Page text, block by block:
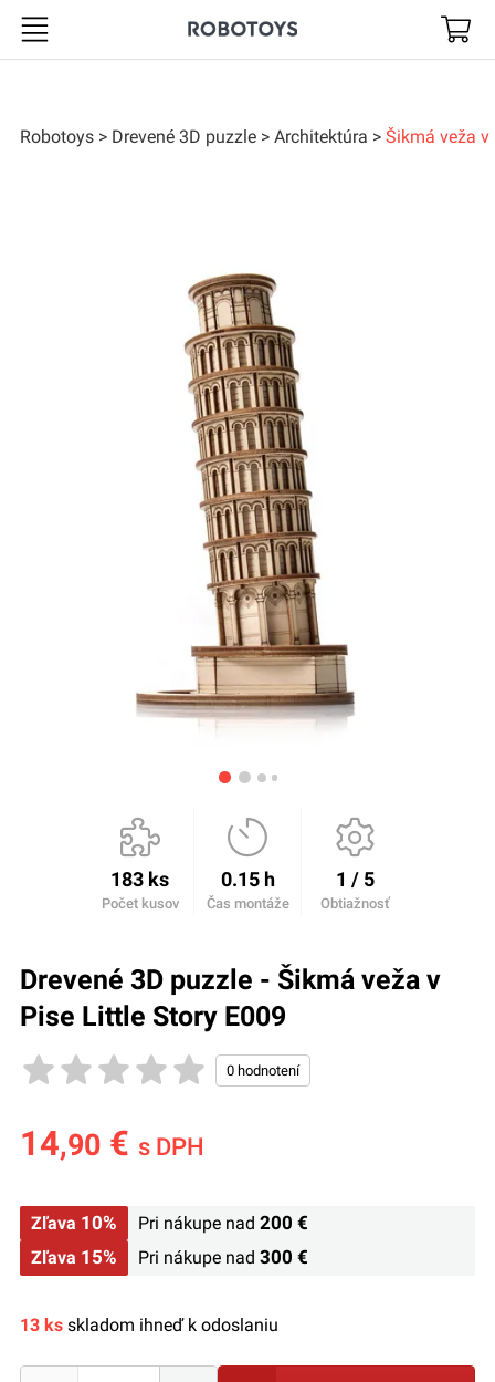
Robotoys
Robotoys Drevené 3D puzzle Architektúra Šikmá veža v
183 ks
Počet kusov
0.15 h
Čas montáže
1 / 5
Obtiažnosť
Drevené 3D puzzle - Šikmá veža v
Pise Little Story E009
14,90€ s DPH
Zľava 10% Pri nákupe nad200 €
Zľava 15% Pri nákupe nad300 €
13 ksskladom ihneď k odoslaniu